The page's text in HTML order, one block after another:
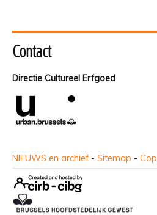
Contact
Directie Cultureel Erfgoed
NIEUWS en archief - Sitemap -